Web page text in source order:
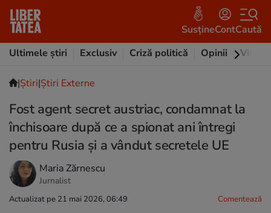
SusțineContCaută
Ultimele știri
Exclusiv Criză politică Opinii Video
|Ştiri|Știri Externe
Fost agent secret austriac, condamnat la
închisoare după ce a spionat ani întregi
pentru Rusia și a vândut secretele UE
Maria Zărnescu
Jurnalist
Actualizat pe 21 mai 2026, 06:49 Comentează